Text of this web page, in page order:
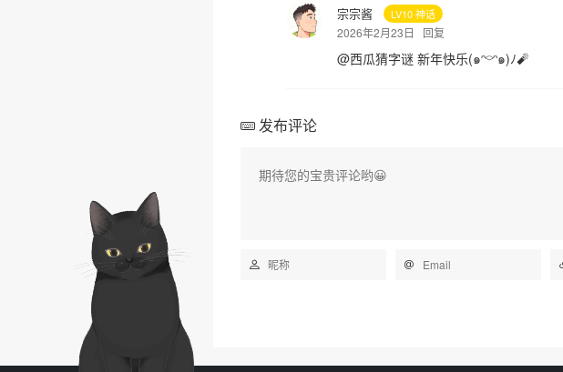
宗宗酱 LV10 神话
2026年2月23日 回复
@西瓜猜字谜 新年快乐(๑ᵔ⌔ᵔ๑)ﾉ🧨
发布评论